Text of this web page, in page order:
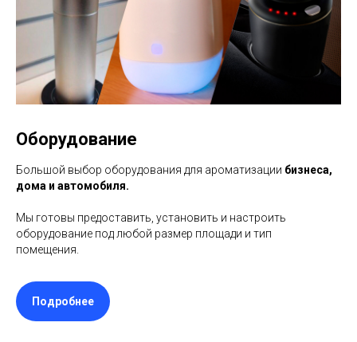
Оборудование
Большой выбор оборудования для ароматизации бизнеса,
дома и автомобиля.
Мы готовы предоставить, установить и настроить
оборудование под любой размер площади и тип
помещения.
Подробнее